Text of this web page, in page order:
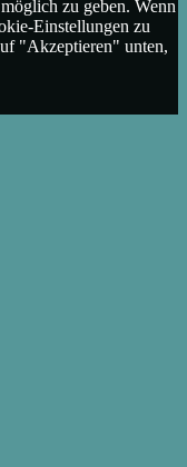
zu geben. Wenn
Einstellungen zu
"Akzeptieren" unten,